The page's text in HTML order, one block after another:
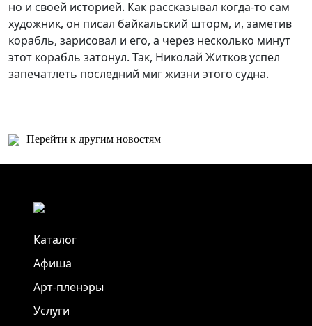
но и своей историей. Как рассказывал когда-то сам
художник, он писал байкальский шторм, и, заметив
корабль, зарисовал и его, а через несколько минут
этот корабль затонул. Так, Николай Житков успел
запечатлеть последний миг жизни этого судна.
Перейти к другим новостям
Каталог
Афиша
Арт-пленэры
Услуги